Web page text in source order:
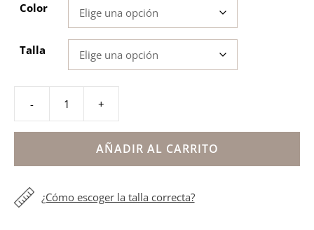
Color
Talla
-
niña
Gioseppo
modelo
cantidad
+
AÑADIR AL CARRITO
¿Cómo escoger la talla correcta?